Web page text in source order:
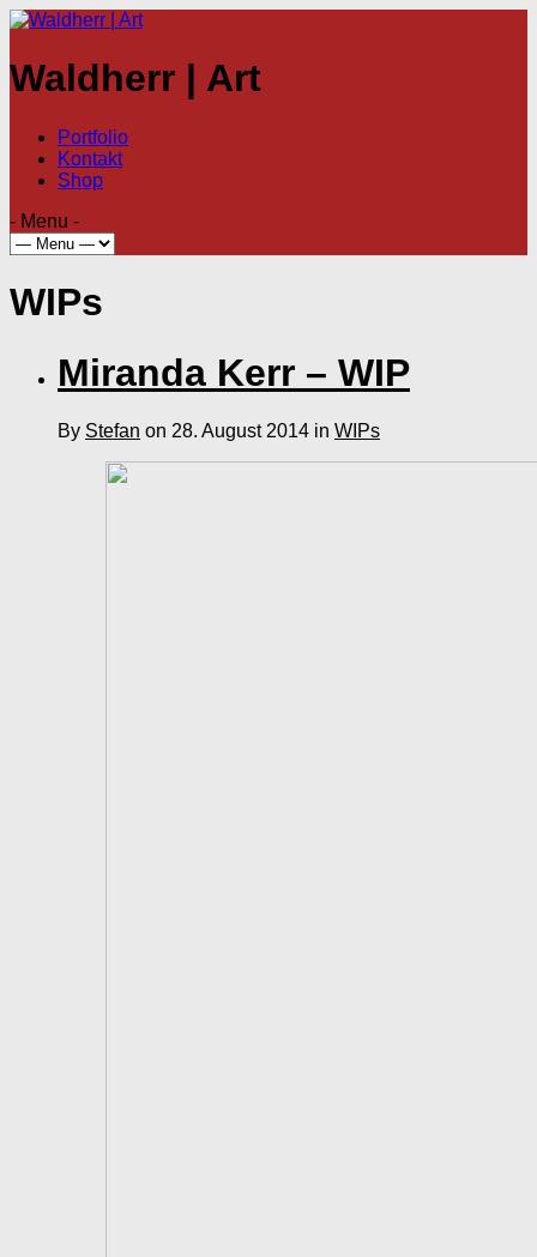
Waldherr | Art
Portfolio
Kontakt
Shop
- Menu -
WIPs
Miranda Kerr – WIP
By Stefan on 28. August 2014 in WIPs